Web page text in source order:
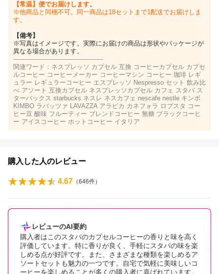
【常温】便でお届けします。
※他商品と同梱不可。同一商品は18セットまで1配送でお届けしま
す。
【備考】
※写真はイメージです。実際にお届けの商品は形状やパッケージが
異なる場合があります。
----------------------------------------------
関連ワード：ネスプレッソ カプセル 互換 コーヒーカプセル カプセ
ルコーヒー コーヒーメーカー コーヒーマシン コーヒー 珈琲 レギ
ュラー レギュラーコーヒー エスプレッソ Nespresso セット 飲み比
べ アソート 互換カプセル ネスプレッソカプセル カフェ スタバ ス
ターバックス starbucks ネスレ ネスカフェ nescafe nestle キンボ
KIMBO ラバッツァ LAVAZZA アラビカ カネフォラ ロブスタ コー
ヒー豆 酸味 フルーティー ブレンドコーヒー 無糖 ブラックコーヒ
ー アイスコーヒー ホットコーヒー イタリア
購入した人のレビュー
4.67 （646件）
レビューのAI要約
購入者はこのスタバのカプセルコーヒーの香りと味を高く
評価しています。特に香りが良く、手軽にスタバの味を楽
しめる点が好評です。また、さまざまな種類を楽しめるア
ソートセットも魅力の一つです。自宅で気軽に美味しいコ
ーヒーを楽しめることが多くの購入者に喜ばれています。